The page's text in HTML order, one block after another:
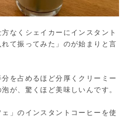
なくシェイカーにインスタント
て振ってみた」のが始まりと言
を占めるほど分厚くクリーミー
が、驚くほど美味しいんです。
」のインスタントコーヒーを使